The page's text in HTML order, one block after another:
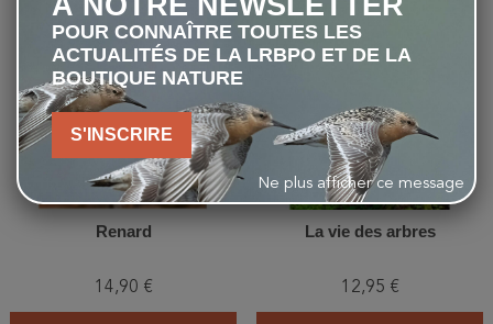
favorite_border
Renard
14,90 €
La vie des arbres
12,95 €
POUR CONNAÎTRE TOUTES LES
ACTUALITÉS DE LA LRBPO ET DE LA
BOUTIQUE NATURE
S'INSCRIRE
Ne plus afficher ce message